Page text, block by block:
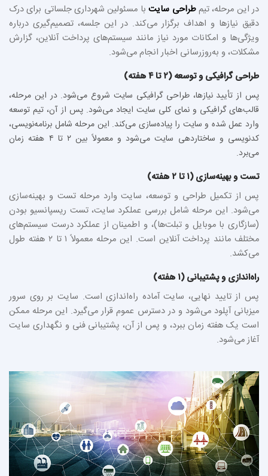
در این مرحله، تیمطراحی سایتبا مسئولین شهرداری جلساتی برای درک
دقیق نیازها و اهداف برگزار می‌کند. در این جلسه، تصمیم‌گیری درباره
ویژگی‌ها و امکانات مورد نیاز مانند سیستم‌های پرداخت آنلاین، گزارش
مشکلات، و به‌روزرسانی اخبار انجام می‌شود.
طراحی گرافیکی و توسعه (۲ تا ۴ هفته)
پس از تأیید نیازها، طراحی گرافیکی سایت شروع می‌شود. در این مرحله،
قالب‌های گرافیکی و نمای کلی سایت ایجاد می‌شود. پس از آن، تیم توسعه
وارد عمل شده و سایت را پیاده‌سازی می‌کند. این مرحله شامل برنامه‌نویسی،
کدنویسی و ساختاردهی سایت می‌شود و معمولاً بین ۲ تا ۴ هفته زمان
می‌برد.
تست و بهینه‌سازی (۱ تا ۲ هفته)
پس از تکمیل طراحی و توسعه، سایت وارد مرحله تست و بهینه‌سازی
می‌شود. این مرحله شامل بررسی عملکرد سایت، تست ریسپانسیو بودن
(سازگاری با موبایل و تبلت‌ها)، و اطمینان از عملکرد درست سیستم‌های
مختلف مانند پرداخت آنلاین است. این مرحله معمولاً ۱ تا ۲ هفته طول
می‌کشد.
راه‌اندازی و پشتیبانی (۱ هفته)
پس از تایید نهایی، سایت آماده راه‌اندازی است. سایت بر روی سرور
میزبانی آپلود می‌شود و در دسترس عموم قرار می‌گیرد. این مرحله ممکن
است یک هفته زمان ببرد، و پس از آن، پشتیبانی فنی و نگهداری سایت
آغاز می‌شود.